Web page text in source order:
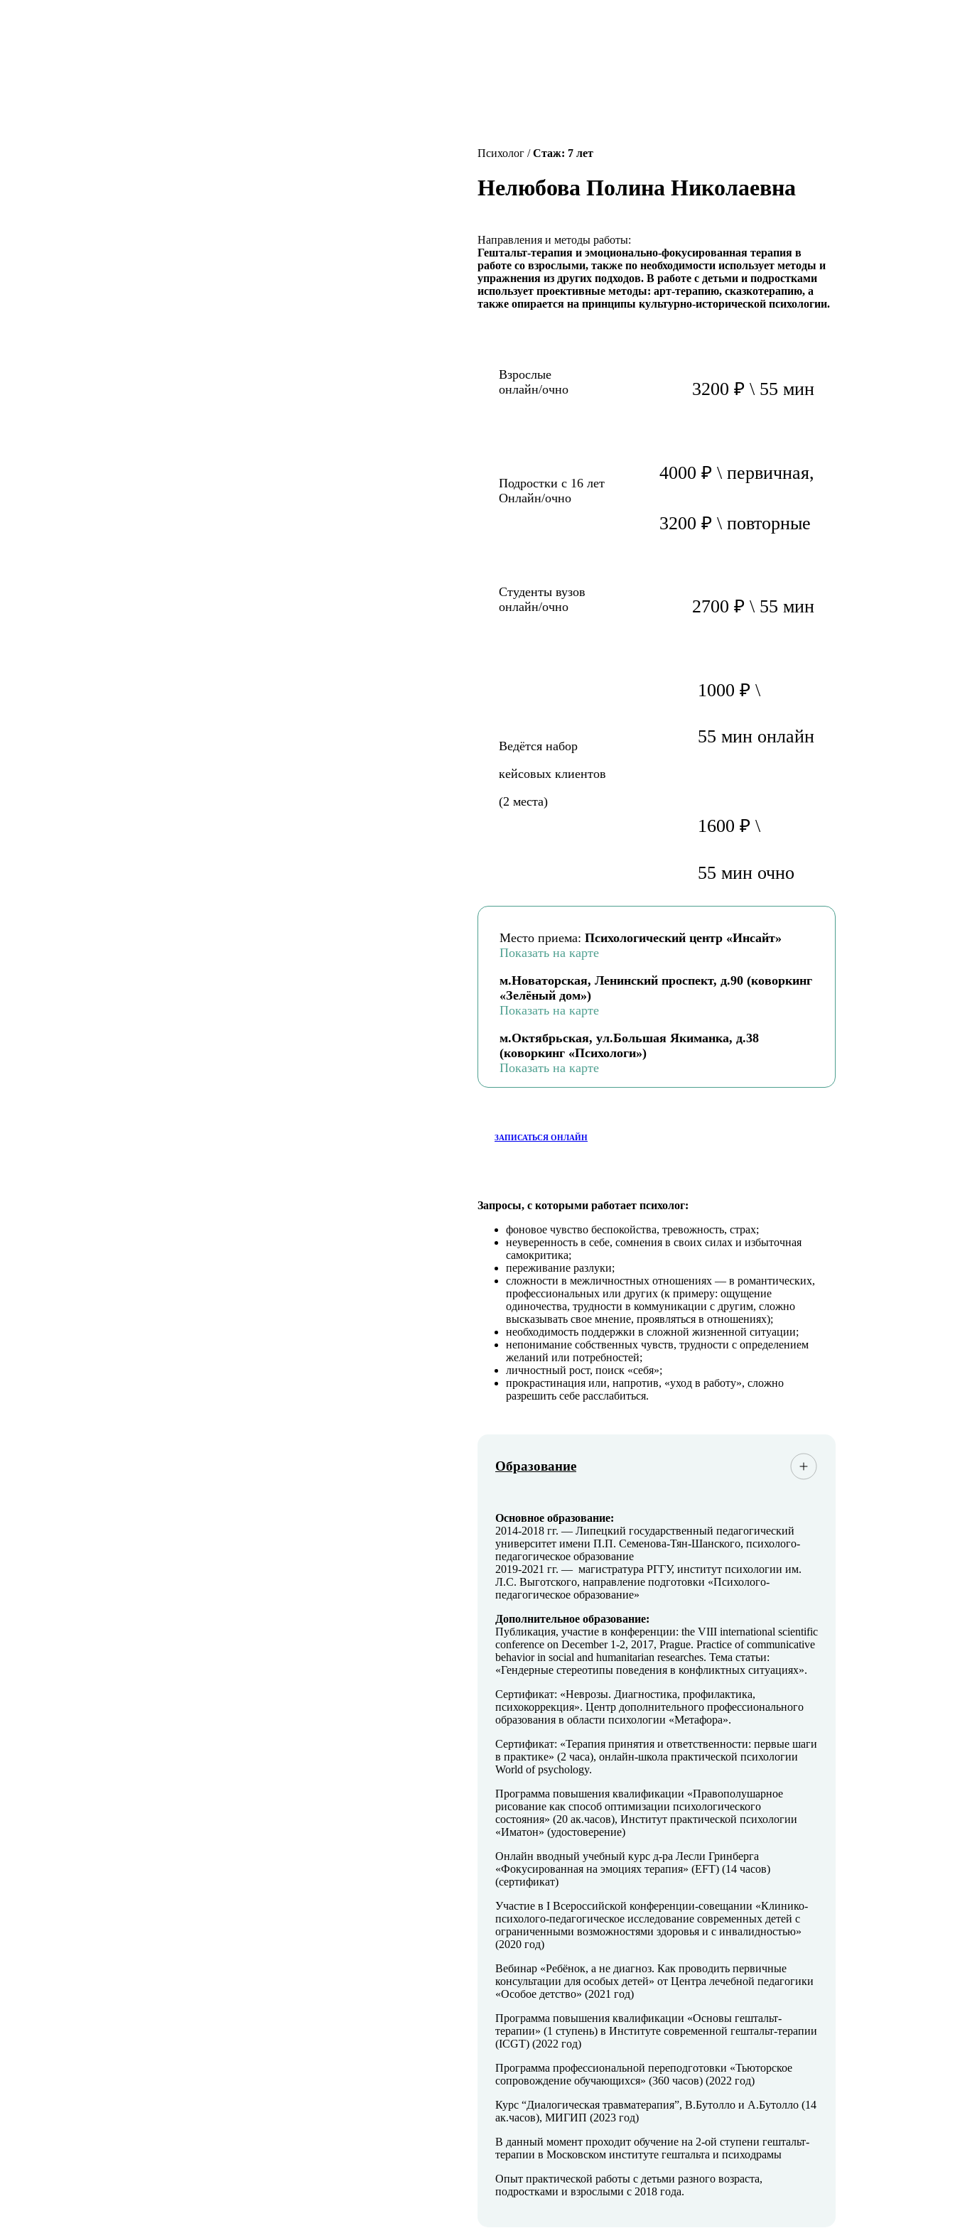
Психолог /Стаж: 7 лет
Нелюбова Полина Николаевна
Направления и методы работы:
Гештальт-терапия и эмоционально-фокусированная терапия в
работе со взрослыми, также по необходимости использует методы и
упражнения из других подходов. В работе с детьми и подростками
использует проективные методы: арт-терапию, сказкотерапию, а
также опирается на принципы культурно-исторической психологии.
Взрослые
онлайн/очно
3200 ₽ \ 55 мин
Подростки с 16 лет
Онлайн/очно
4000 ₽ \ первичная,
3200 ₽ \ повторные
Студенты вузов
онлайн/очно
2700 ₽ \ 55 мин
Ведётся набор
кейсовых клиентов
(2 места)
1000 ₽ \
55 мин онлайн
1600 ₽ \
55 мин очно
Место приема: Психологический центр «Инсайт»
Показать на карте
м.Новаторская, Ленинский проспект, д.90 (коворкинг
«Зелёный дом»)
Показать на карте
м.Октябрьская, ул.Большая Якиманка, д.38
(коворкинг «Психологи»)
Показать на карте
ЗАПИСАТЬСЯ ОНЛАЙН
Запросы, с которыми работает психолог:
фоновое чувство беспокойства, тревожность, страх;
неуверенность в себе, сомнения в своих силах и избыточная
самокритика;
переживание разлуки;
сложности в межличностных отношениях — в романтических,
профессиональных или других (к примеру: ощущение
одиночества, трудности в коммуникации с другим, сложно
высказывать свое мнение, проявляться в отношениях);
необходимость поддержки в сложной жизненной ситуации;
непонимание собственных чувств, трудности с определением
желаний или потребностей;
личностный рост, поиск «себя»;
прокрастинация или, напротив, «уход в работу», сложно
разрешить себе расслабиться.
Образование
Основное образование:
2014-2018 гг. — Липецкий государственный педагогический
университет имени П.П. Семенова-Тян-Шанского, психолого-
педагогическое образование
2019-2021 гг. — магистратура РГГУ, институт психологии им.
Л.С. Выготского, направление подготовки «Психолого-
педагогическое образование»
Дополнительное образование:
Публикация, участие в конференции: the VIII international scientific
conference on December 1-2, 2017, Prague. Practice of communicative
behavior in social and humanitarian researches. Тема статьи:
«Гендерные стереотипы поведения в конфликтных ситуациях».
Сертификат: «Неврозы. Диагностика, профилактика,
психокоррекция». Центр дополнительного профессионального
образования в области психологии «Метафора».
Сертификат: «Терапия принятия и ответственности: первые шаги
в практике» (2 часа), онлайн-школа практической психологии
World of psychology.
Программа повышения квалификации «Правополушарное
рисование как способ оптимизации психологического
состояния» (20 ак.часов), Институт практической психологии
«Иматон» (удостоверение)
Онлайн вводный учебный курс д-ра Лесли Гринберга
«Фокусированная на эмоциях терапия» (EFT) (14 часов)
(сертификат)
Участие в I Всероссийской конференции-совещании «Клинико-
психолого-педагогическое исследование современных детей с
ограниченными возможностями здоровья и с инвалидностью»
(2020 год)
Вебинар «Ребёнок, а не диагноз. Как проводить первичные
консультации для особых детей» от Центра лечебной педагогики
«Особое детство» (2021 год)
Программа повышения квалификации «Основы гештальт-
терапии» (1 ступень) в Институте современной гештальт-терапии
(ICGT) (2022 год)
Программа профессиональной переподготовки «Тьюторское
сопровождение обучающихся» (360 часов) (2022 год)
Курс “Диалогическая травматерапия”, В.Бутолло и А.Бутолло (14
ак.часов), МИГИП (2023 год)
В данный момент проходит обучение на 2-ой ступени гештальт-
терапии в Московском институте гештальта и психодрамы
Опыт практической работы с детьми разного возраста,
подростками и взрослыми с 2018 года.